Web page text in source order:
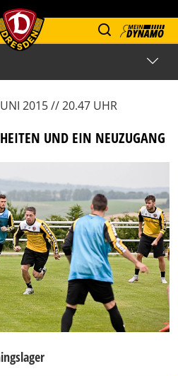
2015 // 20.47 UHR
UND EIN NEUZUGANG